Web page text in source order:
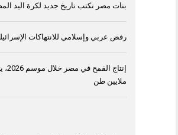
بنات مصر تكتب تاريخ جديد لكرة اليد
رفض عربي وإسلامي للانتهاكات
ملايين طن